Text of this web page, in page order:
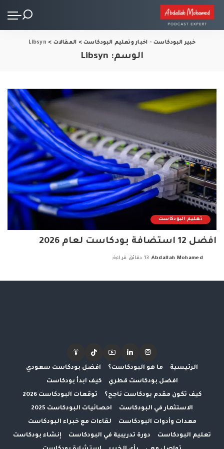
خبير البودكاست - اخبار وتعليم البودكاست> المقالات >
Libsyn
الوسم: Libsyn
تعليم البودكاست
افضل 12 استضافة بودكاست لعام 2026
Abdallah Mohamed 13 دقائق قراءة
الرئيسية ما هو البودكاست؟
افضل بودكاست سعودي
افضل بودكاست قطري
كيف ابدأ بودكاست
كيف تكون مقدم بودكاست ناجح؟
توقعات البودكاست 2026
الاستثمار في البودكاست
احصائيات البودكاست 2025
معدات وأدوات البودكاست
لقاءات مع خبراء البودكاست
تعليم البودكاست
دورة تدريبية في البودكاست
إنشاء بودكاست